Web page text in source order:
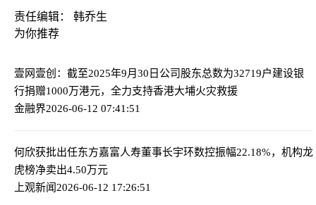
责任编辑： 韩乔生
为你推荐
壹网壹创：截至2025年9月30日公司股东总数为32719户建设银
行捐赠1000万港元，全力支持香港大埔火灾救援
金融界2026-06-12 07:41:51
何欣获批出任东方嘉富人寿董事长宇环数控振幅22.18%，机构龙
虎榜净卖出4.50万元
上观新闻2026-06-12 17:26:51